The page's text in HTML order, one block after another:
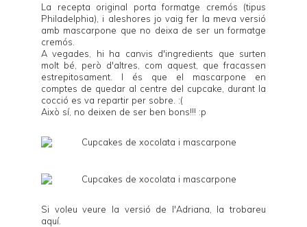
La recepta original porta formatge cremós (tipus
Philadelphia), i aleshores jo vaig fer la meva versió
amb mascarpone que no deixa de ser un formatge
cremós.
A vegades, hi ha canvis d'ingredients que surten
molt bé, però d'altres, com aquest, que fracassen
estrepitosament. I és que el mascarpone en
comptes de quedar al centre del cupcake, durant la
cocció es va repartir per sobre. :(
Això sí, no deixen de ser ben bons!!! :p
Si voleu veure la versió de l'Adriana, la trobareu
aquí.